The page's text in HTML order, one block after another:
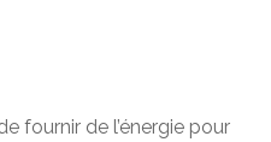
fournir de l’énergie pour